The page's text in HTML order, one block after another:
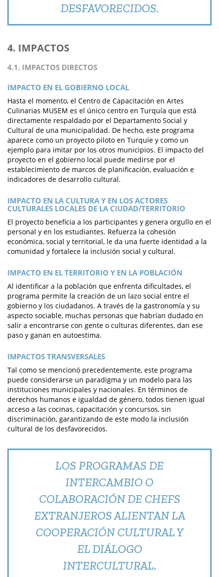
DESFAVORECIDOS.
4. IMPACTOS
4.1. IMPACTOS DIRECTOS
IMPACTO EN EL GOBIERNO LOCAL
Hasta el momento, el Centro de Capacitación en Artes
Culinarias MUSEM es el único centro en Turquía que está
directamente respaldado por el Departamento Social y
Cultural de una municipalidad. De hecho, este programa
aparece como un proyecto piloto en Turquíe y como un
ejemplo para imitar por los otros municipios. El impacto del
proyecto en el gobierno local puede medirse por el
establecimiento de marcos de planificación, evaluación e
indicadores de desarrollo cultural.
IMPACTO EN LA CULTURA Y EN LOS ACTORES
CULTURALES LOCALES DE LA CIUDAD/TERRITORIO
El proyecto beneficia a los participantes y genera orgullo en el
personal y en los estudiantes. Refuerza la cohesión
económica, social y territorial, le da una fuerte identidad a la
comunidad y fortalece la inclusión social y cultural.
IMPACTO EN EL TERRITORIO Y EN LA POBLACIÓN
Al identificar a la población que enfrenta dificultades, el
programa permite la creación de un lazo social entre el
gobierno y los ciudadanos. A través de la gastronomía y su
aspecto sociable, muchas personas que habrían dudado en
salir a encontrarse con gente o culturas diferentes, dan ese
paso y ganan en autoestima.
IMPACTOS TRANSVERSALES
Tal como se mencionó precedentemente, este programa
puede considerarse un paradigma y un modelo para las
instituciones municipales y nacionales. En términos de
derechos humanos e igualdad de género, todos tienen igual
acceso a las cocinas, capacitación y concursos, sin
discriminación, garantizando de este modo la inclusión
cultural de los desfavorecidos.
LOS PROGRAMAS DE
INTERCAMBIO O
COLABORACIÓN DE CHEFS
EXTRANJEROS ALIENTAN LA
COOPERACIÓN CULTURAL Y
EL DIÁLOGO
INTERCULTURAL.